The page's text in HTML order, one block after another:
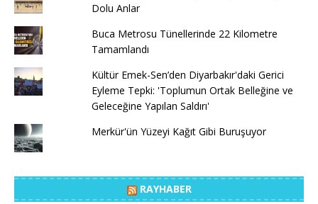
Dolu Anlar
Buca Metrosu Tünellerinde 22 Kilometre
Tamamlandı
Kültür Emek-Sen’den Diyarbakır'daki Gerici
Eyleme Tepki: 'Toplumun Ortak Belleğine ve
Geleceğine Yapılan Saldırı'
Merkür'ün Yüzeyi Kağıt Gibi Buruşuyor
RAYHABER